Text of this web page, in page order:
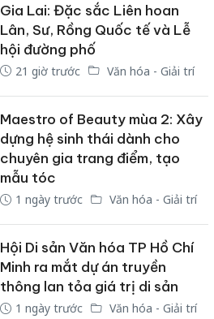
Gia Lai: Đặc sắc Liên hoan
Lân, Sư, Rồng Quốc tế và Lễ
hội đường phố
21 giờ trước Văn hóa - Giải trí
Maestro of Beauty mùa 2: Xây
dựng hệ sinh thái dành cho
chuyên gia trang điểm, tạo
mẫu tóc
1 ngày trước Văn hóa - Giải trí
Hội Di sản Văn hóa TP Hồ Chí
Minh ra mắt dự án truyền
thông lan tỏa giá trị di sản
1 ngày trước Văn hóa - Giải trí